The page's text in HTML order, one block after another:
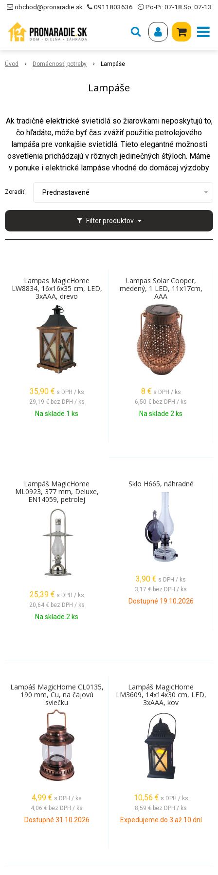
obchod@pronaradie.sk 0911803636 ⏲ Po-Pi: 07-18 So: 07-13
Úvod Domácnosť, potreby Lampáše
Lampáše
Ak tradičné elektrické svietidlá so žiarovkami neposkytujú to,
čo hľadáte, môže byť čas zvážiť použitie petrolejového
lampáša pre vonkajšie svietidlá. Tieto elegantné možnosti
osvetlenia prichádzajú v rôznych jedinečných štýloch. Máme
v ponuke i elektrické lampáse vhodné do domácej výzdoby
Filter produktov
Zoradiť: Prednastavené
Lampas MagicHome
LW8834, 16x16x35 cm, LED,
3xAAA, drevo
35,90 € s DPH / ks
29,19 € bez DPH / ks
Na sklade 1 ks
Lampas Solar Cooper,
medený, 1 LED, 11x17cm,
AAA
8 € s DPH / ks
6,50 € bez DPH / ks
Na sklade 2 ks
Lampáš MagicHome
ML0923, 377 mm, Deluxe,
EN14059, petrolej
25,39 € s DPH / ks
20,64 € bez DPH / ks
Na sklade 2 ks
Sklo H665, náhradné
3,90 € s DPH / ks
3,17 € bez DPH / ks
Dostupné 19.10.2026
Lampáš MagicHome CL0135,
190 mm, Cu, na čajovú
sviečku
4,99 € s DPH / ks
4,06 € bez DPH / ks
Dostupné 31.10.2026
Lampáš MagicHome
LM3609, 14x14x30 cm, LED,
3xAAA, kov
10,56 € s DPH / ks
8,59 € bez DPH / ks
Expedujeme do 3 až 10 dní